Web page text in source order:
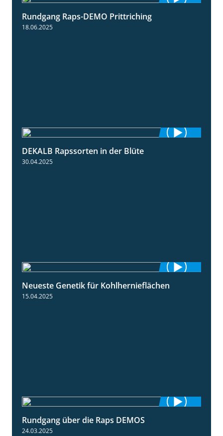
Rundgang Raps-DEMO Prittriching
18.06.2025
DEKALB Rapssorten in der Blüte
30.04.2025
Neueste Genetik für Kohlhernieflächen
15.04.2025
Rundgang über die Raps DEMOS
24.03.2025